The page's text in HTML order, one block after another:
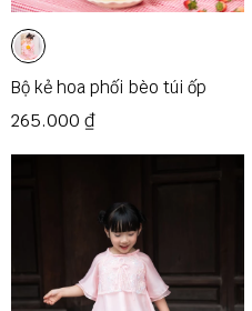
Bộ kẻ hoa phối bèo túi ốp
265.000 ₫